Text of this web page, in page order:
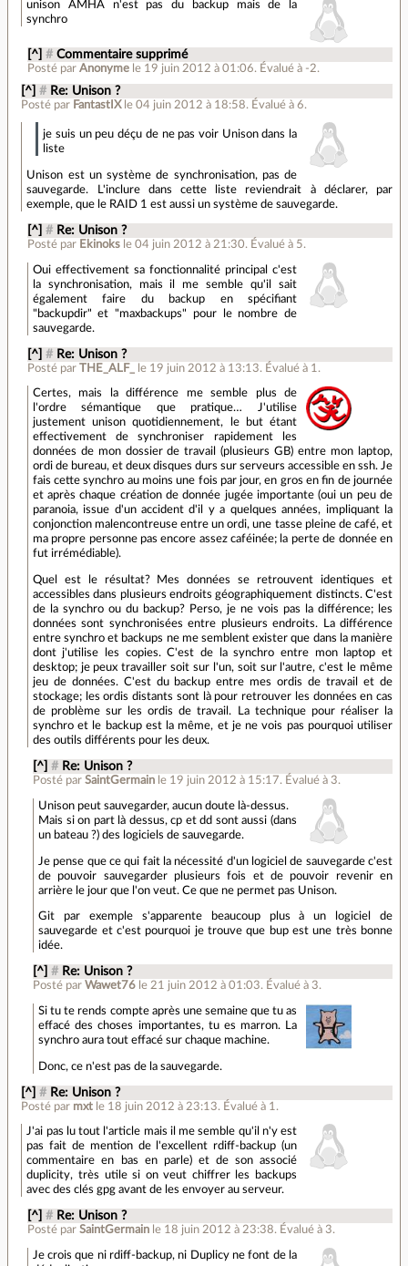
unison AMHA n'est pas du backup mais de la
synchro
[^] # Commentaire supprimé
Posté par Anonyme le 19 juin 2012 à 01:06. Évalué à -2.
[^] # Re: Unison ?
Posté par FantastIX le 04 juin 2012 à 18:58. Évalué à6.
je suis un peu déçu de ne pas voir Unison dans la
liste
Unison est un système de synchronisation, pas de
sauvegarde. L'inclure dans cette liste reviendrait à déclarer, par
exemple, que le RAID 1 est aussi un système de sauvegarde.
[^] # Re: Unison ?
Posté par Ekinoks le 04 juin 2012 à 21:30. Évalué à 5.
Oui effectivement sa fonctionnalité principal c'est
la synchronisation, mais il me semble qu'il sait
également faire du backup en spécifiant
"backupdir" et "maxbackups" pour le nombre de
sauvegarde.
[^] # Re: Unison ?
Posté par THE_ALF_ le 19 juin 2012 à 13:13. Évalué à 1 .
Certes, mais la différence me semble plus de
l'ordre sémantique que pratique… J'utilise
justement unison quotidiennement, le but étant
effectivement de synchroniser rapidement les
données de mon dossier de travail (plusieurs GB) entre mon laptop,
ordi de bureau, et deux disques durs sur serveurs accessible en ssh. Je
fais cette synchro au moins une fois par jour, en gros en fin de journée
et après chaque création de donnée jugée importante (oui un peu de
paranoia, issue d'un accident d'il y a quelques années, impliquant la
conjonction malencontreuse entre un ordi, une tasse pleine de café, et
ma propre personne pas encore assez caféinée; la perte de donnée en
fut irrémédiable).
Quel est le résultat? Mes données se retrouvent identiques et
accessibles dans plusieurs endroits géographiquement distincts. C'est
de la synchro ou du backup? Perso, je ne vois pas la différence; les
données sont synchronisées entre plusieurs endroits. La différence
entre synchro et backups ne me semblent exister que dans la manière
dont j'utilise les copies. C'est de la synchro entre mon laptop et
desktop; je peux travailler soit sur l'un, soit sur l'autre, c'est le même
jeu de données. C'est du backup entre mes ordis de travail et de
stockage; les ordis distants sont là pour retrouver les données en cas
de problème sur les ordis de travail. La technique pour réaliser la
synchro et le backup est la même, et je ne vois pas pourquoi utiliser
des outils différents pour les deux.
[^] # Re: Unison ?
Posté parSaintGermain le 19 juin 2012 à 15:17. Évalué à 3.
Unison peut sauvegarder, aucun doute là-dessus.
Mais si on part là dessus, cp et dd sont aussi (dans
un bateau ?) des logiciels de sauvegarde.
Je pense que ce qui fait la nécessité d'un logiciel de sauvegarde c'est
de pouvoir sauvegarder plusieurs fois et de pouvoir revenir en
arrière le jour que l'on veut. Ce que ne permet pas Unison.
Git par exemple s'apparente beaucoup plus à un logiciel de
sauvegarde et c'est pourquoi je trouve que bup est une très bonne
idée.
[^] # Re: Unison ?
Posté parWawet76 le 21 juin 2012 à 01:03. Évalué à 3.
Si tu te rends compte après une semaine que tu as
effacé des choses importantes, tu es marron. La
synchro aura tout effacé sur chaque machine.
Donc, ce n'est pas de la sauvegarde.
[^] # Re: Unison ?
Posté par mxt le 18 juin 2012 à 23:13. Évalué à 1 .
J'ai pas lu tout l'article mais il me semble qu'il n'y est
pas fait de mention de l'excellent rdiff-backup (un
commentaire en bas en parle) et de son associé
duplicity, très utile si on veut chiffrer les backups
avec des clés gpg avant de les envoyer au serveur.
[^] # Re: Unison ?
Posté par SaintGermain le 18 juin 2012 à 23:38. Évalué à 3.
Je crois que ni rdiff-backup, ni Duplicy ne font de la